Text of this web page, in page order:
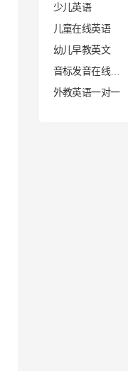
少儿英语
儿童在线英语
幼儿早教英文
外教英语一对一